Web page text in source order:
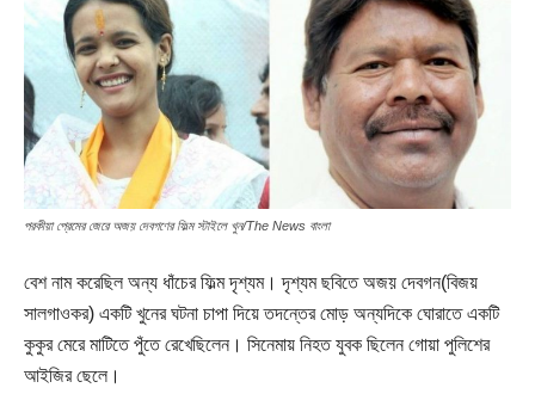
পরকীয়া প্রেমের জেরে অজয় দেবগণের ফিল্ম স্টাইলে খুন/The News বাংলা
বেশ নাম করেছিল অন্য ধাঁচের ফিল্ম দৃশ্যম। দৃশ্যম ছবিতে অজয় দেবগন(বিজয়
সালগাওকর) একটি খুনের ঘটনা চাপা দিয়ে তদন্তের মোড় অন্যদিকে ঘোরাতে একটি
কুকুর মেরে মাটিতে পুঁতে রেখেছিলেন। সিনেমায় নিহত যুবক ছিলেন গোয়া পুলিশের
আইজির ছেলে।